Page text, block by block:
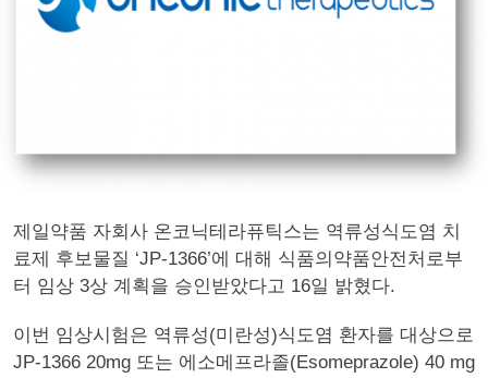
제일약품 자회사 온코닉테라퓨틱스는 역류성식도염 치
료제 후보물질 ‘JP-1366’에 대해 식품의약품안전처로부
터 임상 3상 계획을 승인받았다고 16일 밝혔다.
이번 임상시험은 역류성(미란성)식도염 환자를 대상으로
JP-1366 20mg 또는 에소메프라졸(Esomeprazole) 40 mg